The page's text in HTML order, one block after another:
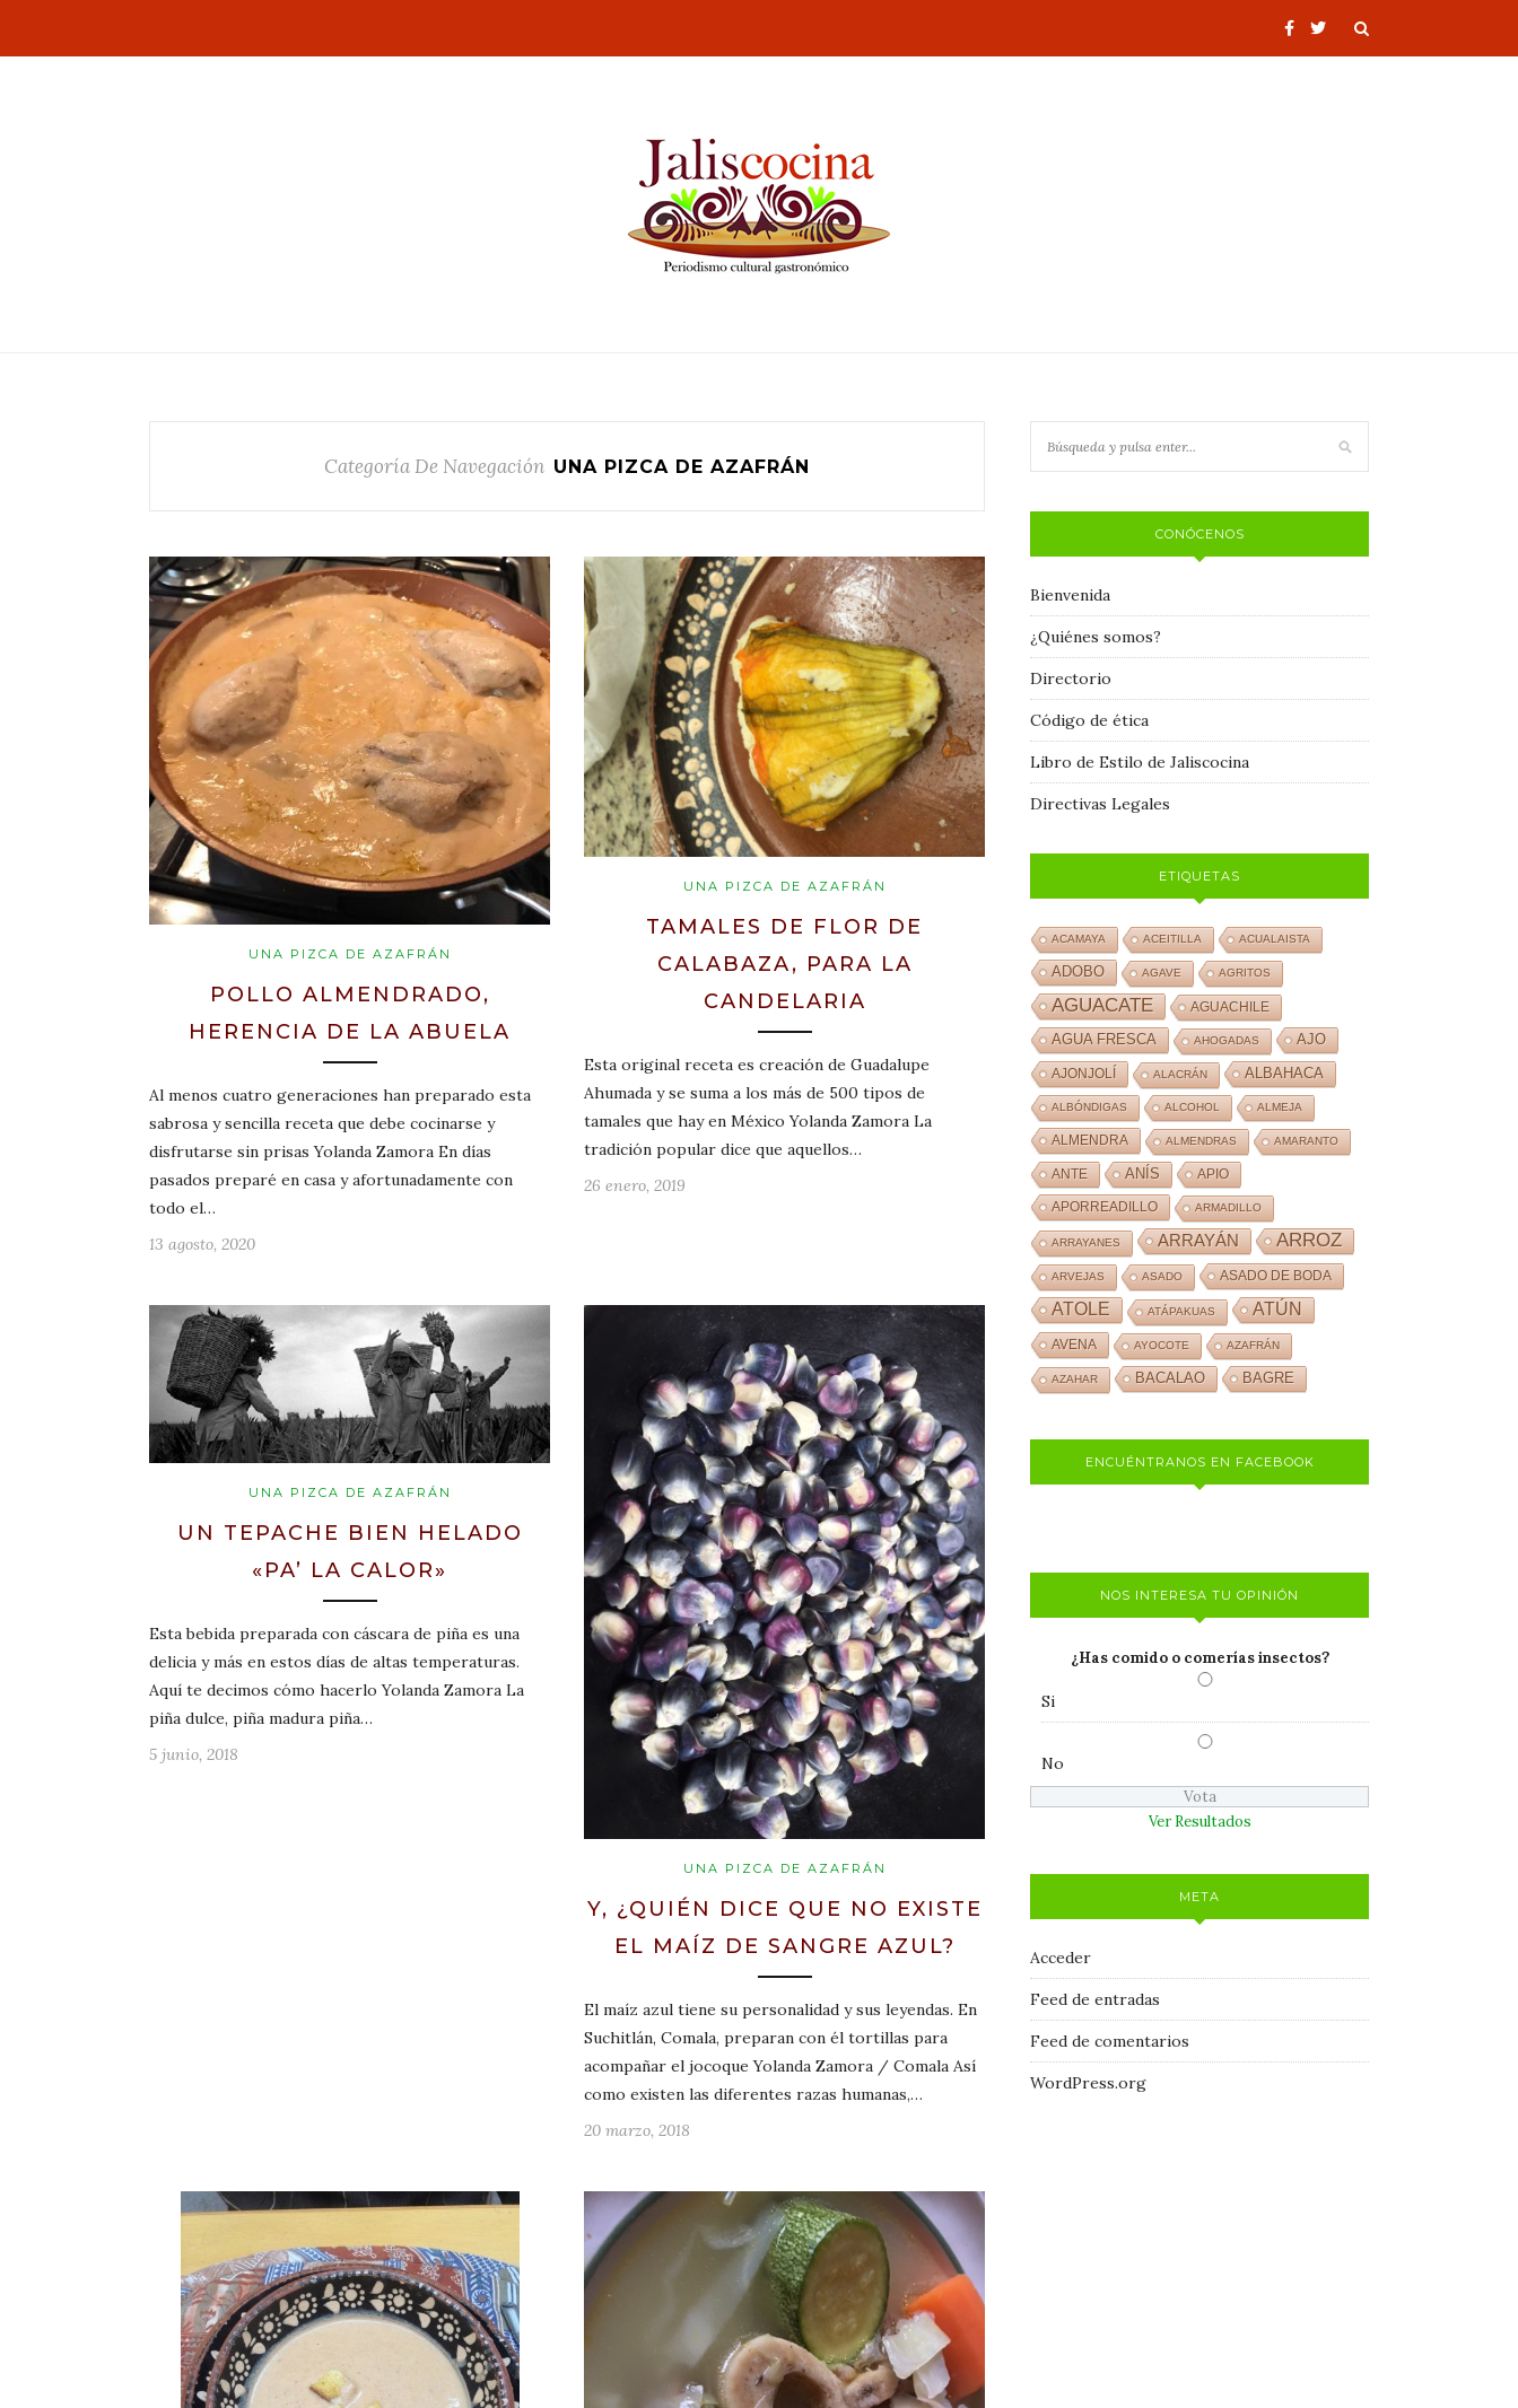
Categoría De Navegación UNA PIZCA DE AZAFRÁN
UNA PIZCA DE AZAFRÁN
POLLO ALMENDRADO,
HERENCIA DE LA ABUELA
Al menos cuatro generaciones han preparado esta
sabrosa y sencilla receta que debe cocinarse y
disfrutarse sin prisas Yolanda Zamora En días
pasados preparé en casa y afortunadamente con
todo el…
13 agosto, 2020
UNA PIZCA DE AZAFRÁN
TAMALES DE FLOR DE
CALABAZA, PARA LA
CANDELARIA
Esta original receta es creación de Guadalupe
Ahumada y se suma a los más de 500 tipos de
tamales que hay en México Yolanda Zamora La
tradición popular dice que aquellos…
26 enero, 2019
UNA PIZCA DE AZAFRÁN
UN TEPACHE BIEN HELADO
«PA’ LA CALOR»
Esta bebida preparada con cáscara de piña es una
delicia y más en estos días de altas temperaturas.
Aquí te decimos cómo hacerlo Yolanda Zamora La
piña dulce, piña madura piña…
5 junio, 2018
UNA PIZCA DE AZAFRÁN
Y, ¿QUIÉN DICE QUE NO EXISTE
EL MAÍZ DE SANGRE AZUL?
El maíz azul tiene su personalidad y sus leyendas. En
Suchitlán, Comala, preparan con él tortillas para
acompañar el jocoque Yolanda Zamora / Comala Así
como existen las diferentes razas humanas,…
20 marzo, 2018
CONÓCENOS
Bienvenida
¿Quiénes somos?
Directorio
Código de ética
Libro de Estilo de Jaliscocina
Directivas Legales
ETIQUETAS
ACAMAYA ACEITILLA ACUALAISTA
ADOBO AGAVE AGRITOS
AGUACATE AGUACHILE
AGUA FRESCA AHOGADAS AJO
AJONJOLÍ ALACRÁN ALBAHACA
ALBÓNDIGAS ALCOHOL ALMEJA
ALMENDRA ALMENDRAS AMARANTO
ANTE ANÍS APIO
APORREADILLO ARMADILLO
ARRAYANES ARRAYÁN ARROZ
ARVEJAS ASADO ASADO DE BODA
ATOLE ATÁPAKUAS ATÚN
AVENA AYOCOTE AZAFRÁN
AZAHAR BACALAO BAGRE
ENCUÉNTRANOS EN FACEBOOK
NOS INTERESA TU OPINIÓN
¿Has comido o comerías insectos?
Si
No
Ver Resultados
META
Acceder
Feed de entradas
Feed de comentarios
WordPress.org